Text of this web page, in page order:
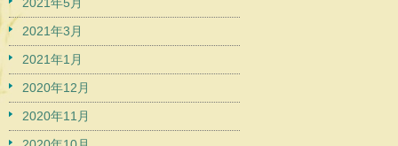
2021年3月
2021年1月
2020年12月
2020年11月